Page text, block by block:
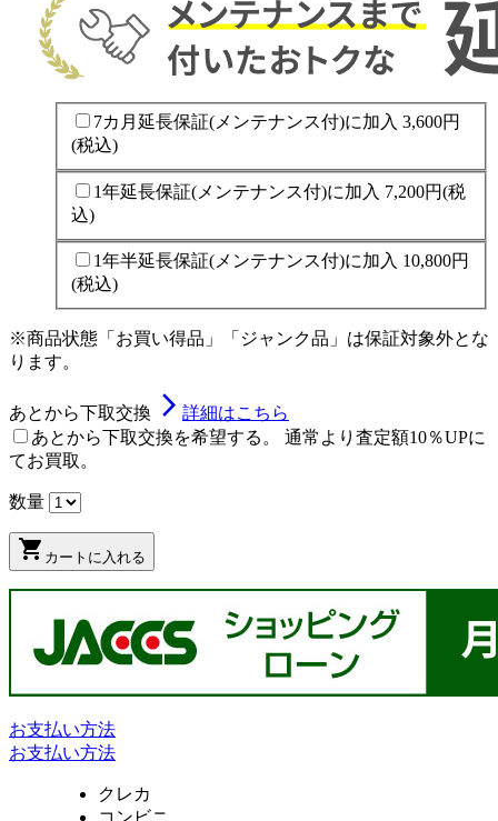
7カ月延長保証(メンテナンス付)に加入 3,600円
(税込)
1年延長保証(メンテナンス付)に加入 7,200円(税
込)
1年半延長保証(メンテナンス付)に加入 10,800円
(税込)
※商品状態「お買い得品」「ジャンク品」は保証対象外とな
ります。
あとから下取交換 arrow_forward_ios 詳細はこちら
あとから下取交換を希望する。 通常より査定額10％UPに
てお買取。
数量
shopping_cart カートに入れる
お支払い方法
お支払い方法
クレカ